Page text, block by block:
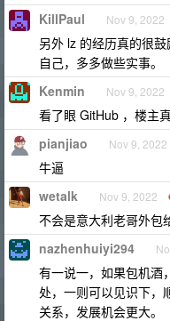
KillPaul Nov 9, 2022
另外 lz 的经历真的很
自己，多多做些实事。
Kenmin Nov 9, 2022
看了眼 GitHub ，楼主
pianjiao Nov 9, 2022
牛逼
wetalk Nov 9, 2022
不会是意大利老哥外包
nazhenhuiyi294
有一说一，如果包机酒
处，一则可以见识下，
关系，发展机会更大。